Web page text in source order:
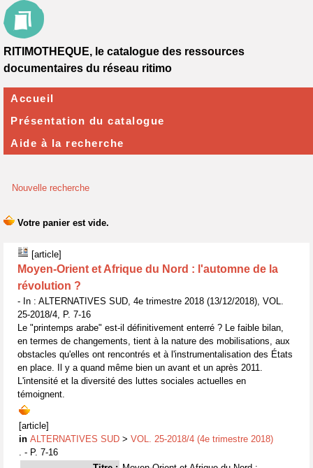
Nouvelle recherche
[article]
Moyen-Orient et Afrique du Nord : l'automne de la
révolution ?
- In : ALTERNATIVES SUD, 4e trimestre 2018 (13/12/2018), VOL.
25-2018/4, P. 7-16
Le "printemps arabe" est-il définitivement enterré ? Le faible bilan,
en termes de changements, tient à la nature des mobilisations, aux
obstacles qu'elles ont rencontrés et à l'instrumentalisation des États
en place. Il y a quand même bien un avant et un après 2011.
L'intensité et la diversité des luttes sociales actuelles en
témoignent.
[article]
in ALTERNATIVES SUD > VOL. 25-2018/4 (4e trimestre 2018)
. - P. 7-16
RITIMOTHEQUE, le catalogue des ressources
documentaires du réseau ritimo
Accueil
Présentation du catalogue
Aide à la recherche